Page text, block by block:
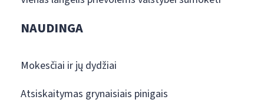
NAUDINGA
Mokesčiai ir jų dydžiai
Atsiskaitymas grynaisiais pinigais